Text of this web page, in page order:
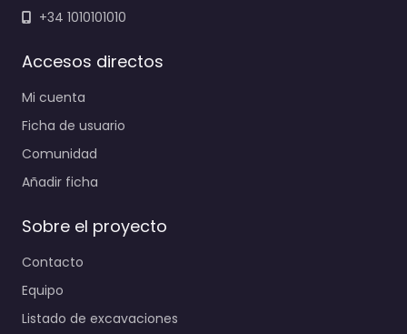
+34 1010101010
Accesos directos
Mi cuenta
Ficha de usuario
Comunidad
Añadir ficha
Sobre el proyecto
Contacto
Equipo
Listado de excavaciones